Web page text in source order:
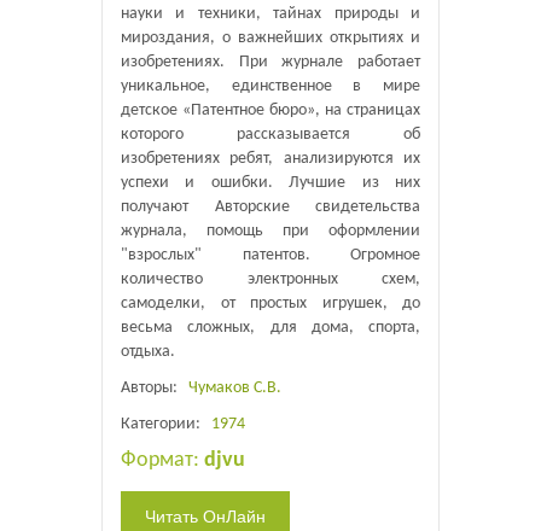
науки и техники, тайнах природы и
мироздания, о важнейших открытиях и
изобретениях. При журнале работает
уникальное, единственное в мире
детское «Патентное бюро», на страницах
которого рассказывается об
изобретениях ребят, анализируются их
успехи и ошибки. Лучшие из них
получают Авторские свидетельства
журнала, помощь при оформлении
"взрослых" патентов. Огромное
количество электронных схем,
самоделки, от простых игрушек, до
весьма сложных, для дома, спорта,
отдыха.
Авторы: Чумаков С.В.
Категории: 1974
Формат: djvu